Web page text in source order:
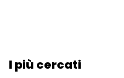
I più cercati